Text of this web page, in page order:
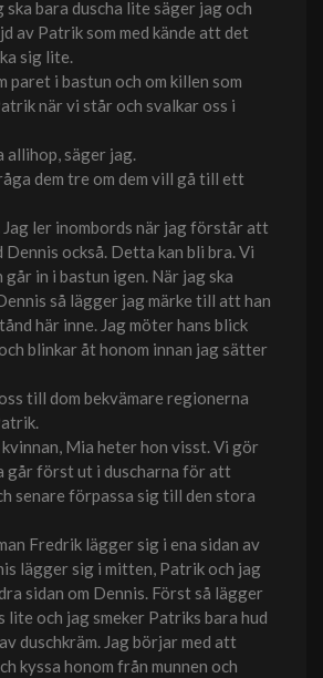
bara duscha lite säger jag och
av Patrik som med kände att det
sig lite.
paret i bastun och om killen som
när vi står och svalkar oss i
allihop, säger jag.
dem tre om dem vill gå till ett
ler inombords när jag förstår att
Dennis också. Detta kan bli bra. Vi
in i bastun igen. När jag ska
så lägger jag märke till att han
här inne. Jag möter hans blick
blinkar åt honom innan jag sätter
till dom bekvämare regionerna
kvinnan, Mia heter hon visst. Vi gör
går först ut i duscharna för att
senare förpassa sig till den stora
Fredrik lägger sig i ena sidan av
lägger sig i mitten, Patrik och jag
sidan om Dennis. Först så lägger
lite och jag smeker Patriks bara hud
duschkräm. Jag börjar med att
kyssa honom från munnen och